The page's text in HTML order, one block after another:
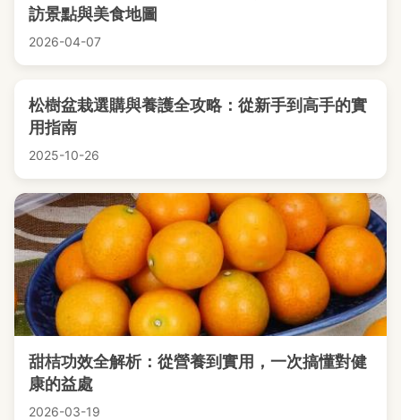
訪景點與美食地圖
2026-04-07
松樹盆栽選購與養護全攻略：從新手到高手的實
用指南
2025-10-26
甜桔功效全解析：從營養到實用，一次搞懂對健
康的益處
2026-03-19